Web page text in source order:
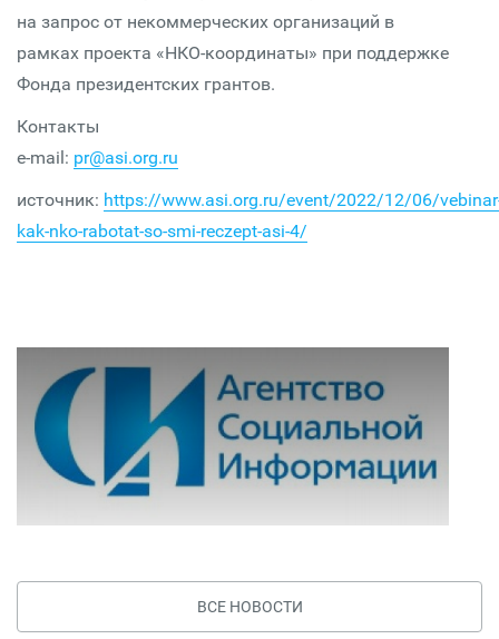
на запрос от некоммерческих организаций в
рамках проекта «НКО-координаты» при поддержке
Фонда президентских грантов.
Контакты
e-mail: pr@asi.org.ru
источник: https://www.asi.org.ru/event/2022/12/06/
kak-nko-rabotat-so-smi-reczept-asi-4/
ВСЕ НОВОСТИ